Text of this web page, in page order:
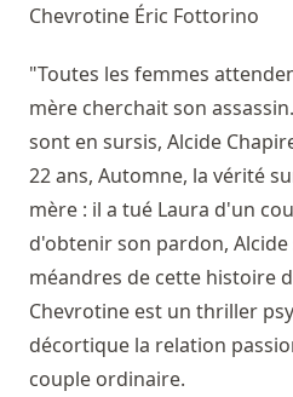
Chevrotine Éric Fottorino
"Toutes les femmes
mère cherchait son
sont en sursis, Alcide
22 ans, Automne, la vérité
mère : il a tué Laura d'un
d'obtenir son pardon,
méandres de cette histoire
Chevrotine est un thriller
décortique la relation
couple ordinaire.